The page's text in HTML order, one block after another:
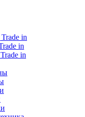
in
in
in